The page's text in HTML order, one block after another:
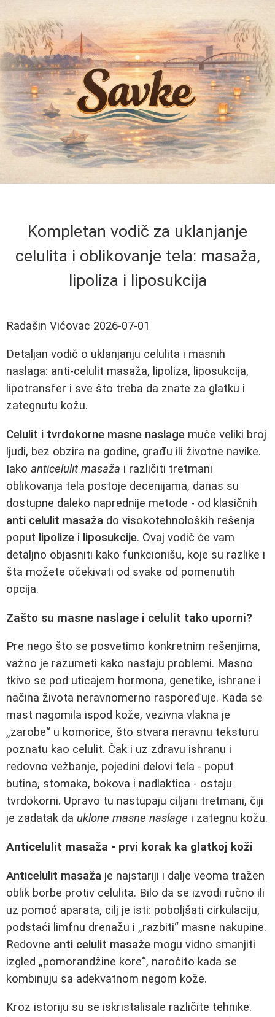
Kompletan vodič za uklanjanje
celulita i oblikovanje tela: masaža,
lipoliza i liposukcija
Radašin Vićovac 2026-07-01
Detaljan vodič o uklanjanju celulita i masnih
naslaga: anti-celulit masaža, lipoliza, liposukcija,
lipotransfer i sve što treba da znate za glatku i
zategnutu kožu.
Celulit i tvrdokorne masne naslage muče veliki broj
ljudi, bez obzira na godine, građu ili životne navike.
Iako anticelulit masaža i različiti tretmani
oblikovanja tela postoje decenijama, danas su
dostupne daleko naprednije metode - od klasičnih
anti celulit masaža do visokotehnoloških rešenja
poput lipolize i liposukcije. Ovaj vodič će vam
detaljno objasniti kako funkcionišu, koje su razlike i
šta možete očekivati od svake od pomenutih
opcija.
Zašto su masne naslage i celulit tako uporni?
Pre nego što se posvetimo konkretnim rešenjima,
važno je razumeti kako nastaju problemi. Masno
tkivo se pod uticajem hormona, genetike, ishrane i
načina života neravnomerno raspoređuje. Kada se
mast nagomila ispod kože, vezivna vlakna je
„zarobe“ u komorice, što stvara neravnu teksturu
poznatu kao celulit. Čak i uz zdravu ishranu i
redovno vežbanje, pojedini delovi tela - poput
butina, stomaka, bokova i nadlaktica - ostaju
tvrdokorni. Upravo tu nastupaju ciljani tretmani, čiji
je zadatak da uklone masne naslage i zategnu kožu.
Anticelulit masaža - prvi korak ka glatkoj koži
Anticelulit masaža je najstariji i dalje veoma tražen
oblik borbe protiv celulita. Bilo da se izvodi ručno ili
uz pomoć aparata, cilj je isti: poboljšati cirkulaciju,
podstaći limfnu drenažu i „razbiti“ masne nakupine.
Redovne anti celulit masaže mogu vidno smanjiti
izgled „pomorandžine kore“, naročito kada se
kombinuju sa adekvatnom negom kože.
Kroz istoriju su se iskristalisale različite tehnike.